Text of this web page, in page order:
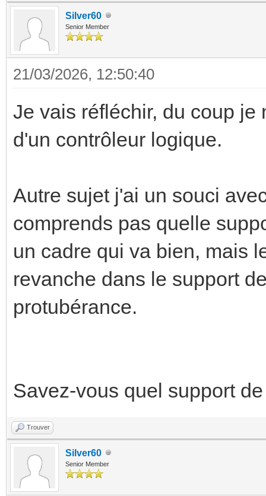
Silver60
Senior Member
21/03/2026, 12:50:40
Je vais réfléchir, du coup
d'un contrôleur logique.
Autre sujet j'ai un souci
comprends pas quelle
un cadre qui va bien, mais
revanche dans le support
protubérance.
Savez-vous quel support
Trouver
Silver60
Senior Member